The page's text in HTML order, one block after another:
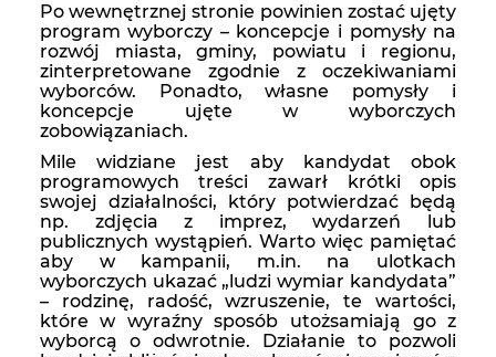
Po wewnętrznej stronie powinien zostać ujęty
program wyborczy – koncepcje i pomysły na
rozwój miasta, gminy, powiatu i regionu,
zinterpretowane zgodnie z oczekiwaniami
wyborców. Ponadto, własne pomysły i
koncepcje ujęte w wyborczych
zobowiązaniach.
Mile widziane jest aby kandydat obok
programowych treści zawarł krótki opis
swojej działalności, który potwierdzać będą
np. zdjęcia z imprez, wydarzeń lub
publicznych wystąpień. Warto więc pamiętać
aby w kampanii, m.in. na ulotkach
wyborczych ukazać „ludzi wymiar kandydata”
– rodzinę, radość, wzruszenie, te wartości,
które w wyraźny sposób utożsamiają go z
wyborcą o odwrotnie. Działanie to pozwoli